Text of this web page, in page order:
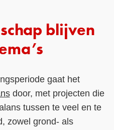
blijven
gaat het
door, met projecten die
tussen te veel en te
zowel grond- als